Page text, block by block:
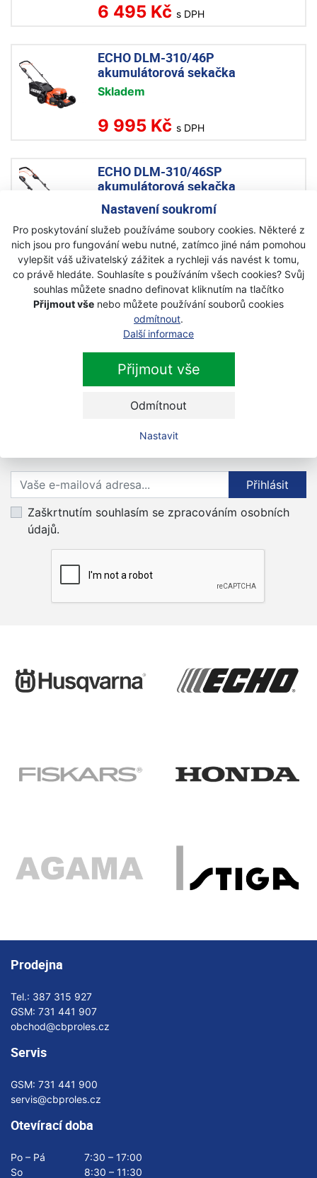
Nastavení soukromí
Pro poskytování služeb používáme soubory cookies. Některé z
nich jsou pro fungování webu nutné, zatímco jiné nám pomohou
vylepšit váš uživatelský zážitek a rychleji vás navést k tomu,
co právě hledáte. Souhlasíte s používáním všech cookies? Svůj
souhlas můžete snadno definovat kliknutím na tlačítko
Přijmout vše nebo můžete používání souborů cookies
odmítnout.
Další informace
Přijmout vše
Odmítnout
Nastavit
6 495 Kč s DPH
ECHO DLM-310/46P
akumulátorová sekačka
Skladem
9 995 Kč s DPH
ECHO DLM-310/46SP
akumulátorová sekačka
Na objednávku
12 995 Kč s DPH
ECHO DLM-5100SP bez baterie a
nabíječky akumulátorová sekačka
Skladem
15 995 Kč s DPH
Přihlaste se k odběru novinek
Přihlásit
Zaškrtnutím souhlasím se zpracováním osobních
údajů.
Prodejna
Tel.: 387 315 927
GSM: 731 441 907
obchod@cbproles.cz
Servis
GSM: 731 441 900
servis@cbproles.cz
Otevírací doba
Po – Pá
7:30 – 17:00
So
8:30 – 11:30